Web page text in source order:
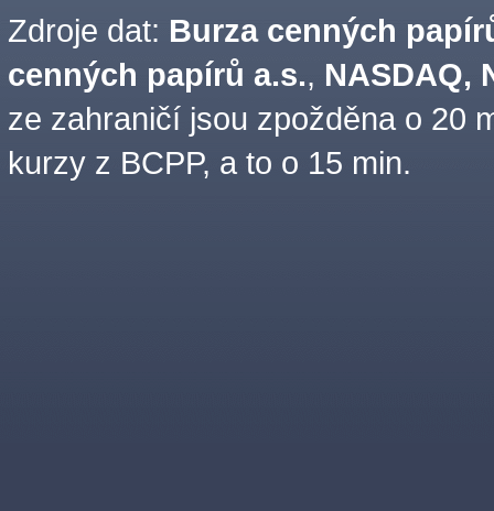
Zdroje dat: Burza cenných
cenných papírů a.s., NASDAQ,
ze zahraničí jsou zpožděna o 20
kurzy z BCPP, a to o 15 min.